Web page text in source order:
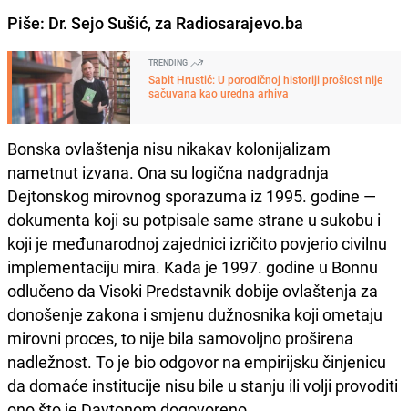
Piše: Dr. Sejo Sušić, za Radiosarajevo.ba
TRENDING
Sabit Hrustić: U porodičnoj historiji prošlost nije
sačuvana kao uredna arhiva
Bonska ovlaštenja nisu nikakav kolonijalizam
nametnut izvana. Ona su logična nadgradnja
Dejtonskog mirovnog sporazuma iz 1995. godine —
dokumenta koji su potpisale same strane u sukobu i
koji je međunarodnoj zajednici izričito povjerio civilnu
implementaciju mira. Kada je 1997. godine u Bonnu
odlučeno da Visoki Predstavnik dobije ovlaštenja za
donošenje zakona i smjenu dužnosnika koji ometaju
mirovni proces, to nije bila samovoljno proširena
nadležnost. To je bio odgovor na empirijsku činjenicu
da domaće institucije nisu bile u stanju ili volji provoditi